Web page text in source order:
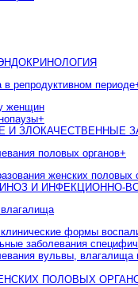
в репродуктивном периоде
женщин
+
И ЗЛОКАЧЕСТВЕННЫЕ
половых органов+
женских половых
И
формы
заболевания
вульвы, влагалища
ПОЛОВЫХ